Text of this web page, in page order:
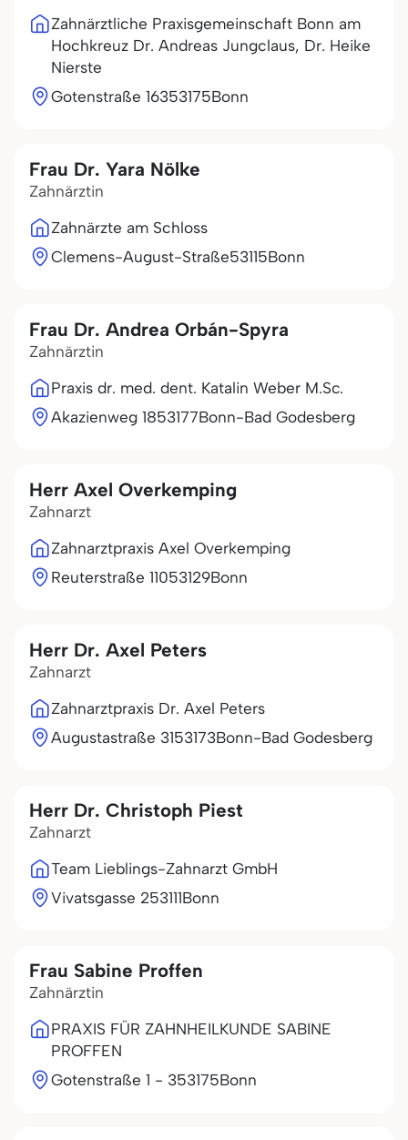
Zahnärztliche Praxisgemeinschaft Bonn am
Hochkreuz Dr. Andreas Jungclaus, Dr. Heike
Nierste
Gotenstraße 16353175Bonn
Frau Dr. Yara Nölke
Zahnärztin
Zahnärzte am Schloss
Clemens-August-Straße53115Bonn
Frau Dr. Andrea Orbán-Spyra
Zahnärztin
Praxis dr. med. dent. Katalin Weber M.Sc.
Akazienweg 1853177Bonn-Bad Godesberg
Herr Axel Overkemping
Zahnarzt
Zahnarztpraxis Axel Overkemping
Reuterstraße 11053129Bonn
Herr Dr. Axel Peters
Zahnarzt
Zahnarztpraxis Dr. Axel Peters
Augustastraße 3153173Bonn-Bad Godesberg
Herr Dr. Christoph Piest
Zahnarzt
Team Lieblings-Zahnarzt GmbH
Vivatsgasse 253111Bonn
Frau Sabine Proffen
Zahnärztin
PRAXIS FÜR ZAHNHEILKUNDE SABINE
PROFFEN
Gotenstraße 1 - 353175Bonn